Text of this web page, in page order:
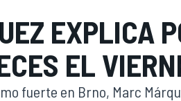
EXPLICA
EL
fuerte en Brno, Marc